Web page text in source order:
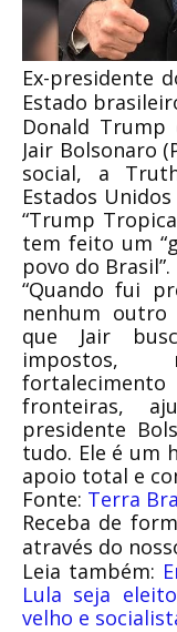
Ex-presidente
Estado
Donald Trump
Jair Bolsonaro
social, a
Estados
“Trump
tem feito um
povo do Brasil”.
“Quando fui
nenhum outro
que Jair
impostos,
fronteiras,
presidente
tudo. Ele é um
apoio total e
Fonte: Terra
Receba de
através do
Leia também:
Lula seja
velho e